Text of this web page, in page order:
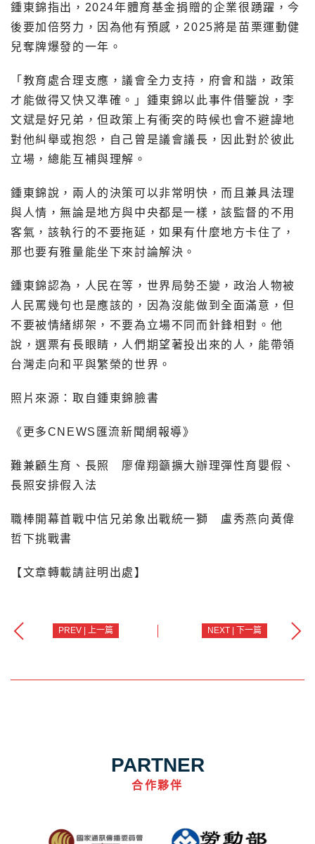
鍾東錦指出，2024年體育基金捐贈的企業很踴躍，今
後要加倍努力，因為他有預感，2025將是苗栗運動健
兒奪牌爆發的一年。
「教育處合理支應，議會全力支持，府會和諧，政策
才能做得又快又準確。」鍾東錦以此事件借鑒說，李
文斌是好兄弟，但政策上有衝突的時候也會不避諱地
對他糾舉或抱怨，自己曾是議會議長，因此對於彼此
立場，總能互補與理解。
鍾東錦說，兩人的決策可以非常明快，而且兼具法理
與人情，無論是地方與中央都是一樣，該監督的不用
客氣，該執行的不要拖延，如果有什麼地方卡住了，
那也要有雅量能坐下來討論解決。
鍾東錦認為，人民在等，世界局勢丕變，政治人物被
人民罵幾句也是應該的，因為沒能做到全面滿意，但
不要被情緒綁架，不要為立場不同而針鋒相對。他
說，選票有長眼睛，人們期望著投出來的人，能帶領
台灣走向和平與繁榮的世界。
照片來源：取自鍾東錦臉書
《更多CNEWS匯流新聞網報導》
難兼顧生育、長照 廖偉翔籲擴大辦理彈性育嬰假、
長照安排假入法
職棒開幕首戰中信兄弟象出戰統一獅 盧秀燕向黃偉
哲下挑戰書
【文章轉載請註明出處】
PREV | 上一篇 NEXT | 下一篇
PARTNER
合作夥伴